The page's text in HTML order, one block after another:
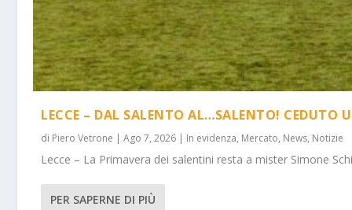
LECCE – DAL SALENTO AL…SALENTO! CEDUTO
di Piero Vetrone |Ago 7, 2026 | In evidenza, Mercato, News, Notizie
Lecce – La Primavera dei salentini resta a mister Simone
PER SAPERNE DI PIÙ